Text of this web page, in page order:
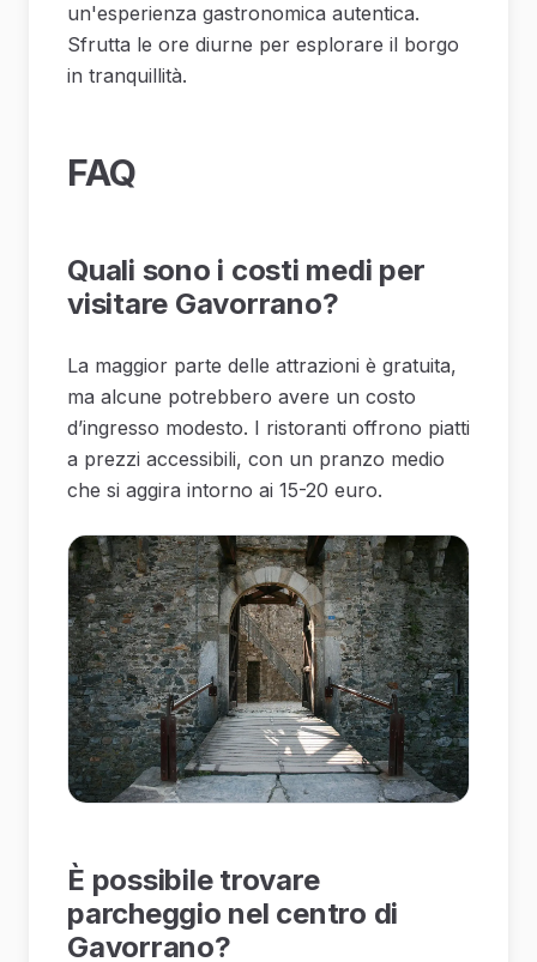
un'esperienza gastronomica autentica.
Sfrutta le ore diurne per esplorare il borgo
in tranquillità.
FAQ
Quali sono i costi medi per
visitare Gavorrano?
La maggior parte delle attrazioni è gratuita,
ma alcune potrebbero avere un costo
d’ingresso modesto. I ristoranti offrono piatti
a prezzi accessibili, con un pranzo medio
che si aggira intorno ai 15-20 euro.
È possibile trovare
parcheggio nel centro di
Gavorrano?